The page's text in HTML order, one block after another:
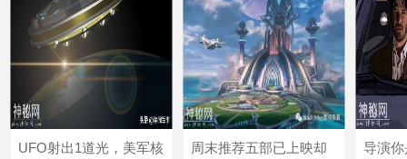
UFO射出1道光，美军核
周末推荐五部已上映却
导演